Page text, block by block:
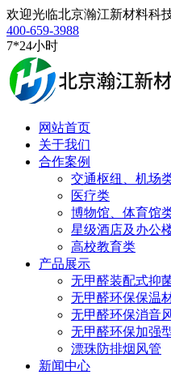
欢迎光临北京瀚江新材料科
400-659-3988
7*24小时
网站首页
关于我们
合作案例
交通枢纽、机场
医疗类
博物馆、体育馆
星级酒店及办公
高校教育类
产品展示
无甲醛装配式抑
无甲醛环保保温
无甲醛环保消音
无甲醛环保加强
漂珠防排烟风管
新闻中心